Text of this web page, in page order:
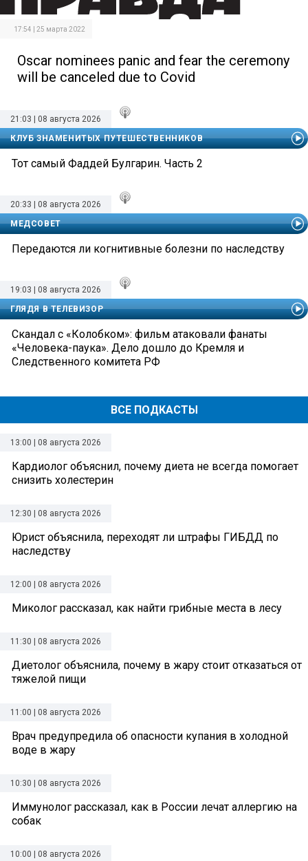
17:54 | 25 марта 2022
Oscar nominees panic and fear the ceremony
will be canceled due to Covid
ВСЕ ПОДКАСТЫ
21:03 | 08 августа 2026
КЛУБ ЗНАМЕНИТЫХ ПУТЕШЕСТВЕННИКОВ
Тот самый Фаддей Булгарин. Часть 2
20:33 | 08 августа 2026
МЕДСОВЕТ
Передаются ли когнитивные болезни по наследству
19:03 | 08 августа 2026
ГЛЯДЯ В ТЕЛЕВИЗОР
Скандал с «Колобком»: фильм атаковали фанаты
«Человека-паука». Дело дошло до Кремля и
Следственного комитета РФ
13:00 | 08 августа 2026
Кардиолог объяснил, почему диета не всегда помогает
снизить холестерин
12:30 | 08 августа 2026
Юрист объяснила, переходят ли штрафы ГИБДД по
наследству
12:00 | 08 августа 2026
Миколог рассказал, как найти грибные места в лесу
11:30 | 08 августа 2026
Диетолог объяснила, почему в жару стоит отказаться от
тяжелой пищи
11:00 | 08 августа 2026
Врач предупредила об опасности купания в холодной
воде в жару
10:30 | 08 августа 2026
Иммунолог рассказал, как в России лечат аллергию на
собак
10:00 | 08 августа 2026